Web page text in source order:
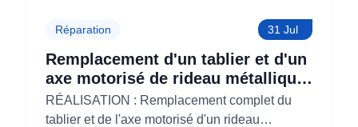
Réparation 31 Jul
Remplacement d'un tablier et d'un
axe motorisé de rideau métallique
pour M'CHADAL (Optical Center)
(95)
RÉALISATION : Remplacement complet du
tablier et de l'axe motorisé d'un rideau